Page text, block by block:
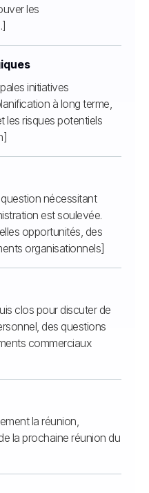
les
initiatives
à long terme,
les risques potentiels
nécessitant
est soulevée.
opportunités, des
organisationnels]
clos pour discuter de
des questions
commerciaux
la réunion,
la prochaine réunion du